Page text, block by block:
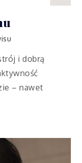
i dobrą
– nawet